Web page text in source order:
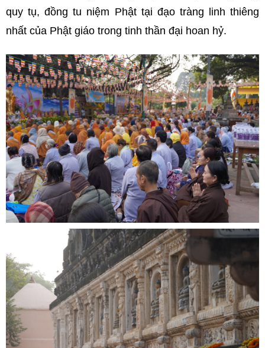
quy tụ, đồng tu niệm Phật tại đạo tràng linh thiêng
nhất của Phật giáo trong tinh thần đại hoan hỷ.